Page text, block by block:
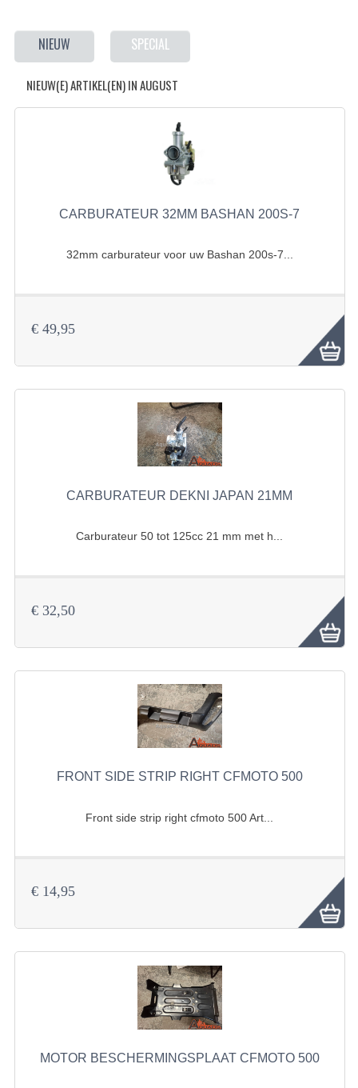
BRANDSTOF SYSTEEM
ELEKTRONICA
KABELS
KAPPEN EN FRAME
KETTING EN TANDWIELEN
KOEL SYSTEEM
MOTOR
UITLAAT SYSTEEM
VERLICHTING
WIEL OPHANGING
ELEKTRONICA
KABELS
KAPPEN EN FRAME
KETTING EN TANDWIELEN
KOEL SYSTEEM
MOTOR
VERLICHTING
WIEL OPHANGING
NIEUW SPECIAL
NIEUW(E) ARTIKEL(EN) IN AUGUST
CARBURATEUR 32MM BASHAN 200S-7
32mm carburateur voor uw Bashan 200s-7...
€ 49,95
CARBURATEUR DEKNI JAPAN 21MM
Carburateur 50 tot 125cc 21 mm met h...
€ 32,50
FRONT SIDE STRIP RIGHT CFMOTO 500
Front side strip right cfmoto 500 Art...
€ 14,95
MOTOR BESCHERMINGSPLAAT CFMOTO 500